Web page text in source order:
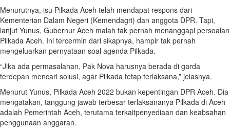
Menurutnya, isu Pilkada Aceh telah mendapat respons dari
Kementerian Dalam Negeri (Kemendagri) dan anggota DPR. Tapi,
lanjut Yunus, Gubernur Aceh malah tak pernah menanggapi persoalan
Pilkada Aceh. Ini tercermin dari sikapnya, hampir tak pernah
mengeluarkan pernyataan soal agenda Pilkada.
“Jika ada permasalahan, Pak Nova harusnya berada di garda
terdepan mencari solusi, agar Pilkada tetap terlaksana,” jelasnya.
Menurut Yunus, Pilkada Aceh 2022 bukan kepentingan DPR Aceh. Dia
mengatakan, tanggung jawab terbesar terlaksananya Pilkada di Aceh
adalah Pemerintah Aceh, terutama terkaitpenyediaan dan keabsahan
penggunaan anggaran.